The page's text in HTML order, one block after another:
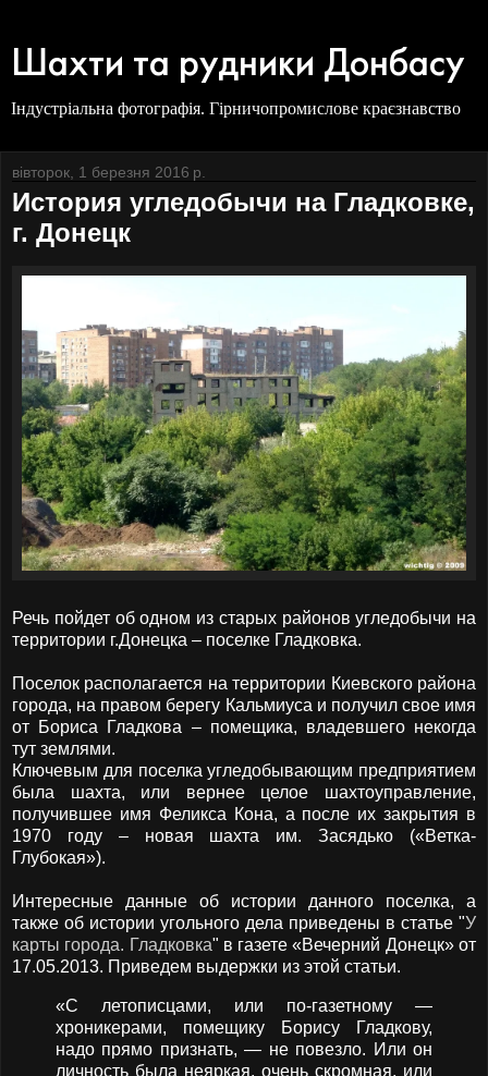
Шахти та рудники Донбасу
Індустріальна фотографія. Гірничопромислове краєзнавство
вівторок, 1 березня 2016 р.
История угледобычи на Гладковке,
г. Донецк
Речь пойдет об одном из старых районов угледобычи на
территории г.Донецка – поселке Гладковка.
Поселок располагается на территории Киевского района
города, на правом берегу Кальмиуса и получил свое имя
от Бориса Гладкова – помещика, владевшего некогда
тут землями.
Ключевым для поселка угледобывающим предприятием
была шахта, или вернее целое шахтоуправление,
получившее имя Феликса Кона, а после их закрытия в
1970 году – новая шахта им. Засядько («Ветка-
Глубокая»).
Интересные данные об истории данного поселка, а
также об истории угольного дела приведены в статье "У
карты города. Гладковка" в газете «Вечерний Донецк» от
17.05.2013. Приведем выдержки из этой статьи.
«C летописцами, или по-газетному —
хроникерами, помещику Борису Гладкову,
надо прямо признать, — не повезло. Или он
личность была неяркая, очень скромная, или